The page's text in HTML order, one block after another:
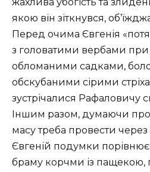
якою він зіткнувся,
Перед очима Євгенія
з головатими вербами при
обломаними садками,
обскубаними сірими
зустрічалися Рафаловичу
Іншим разом, думаючи
масу треба провести
Євгеній подумки
браму корчми із пащекою,